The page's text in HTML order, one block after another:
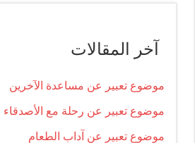
آخر المقالات
موضوع تعبير عن مساعدة الآخرين
موضوع تعبير عن رحلة مع الأصدقاء
موضوع تعبير عن آداب الطعام